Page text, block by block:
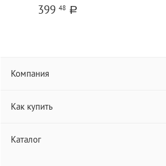
399 48 a
Компания
Как купить
Каталог